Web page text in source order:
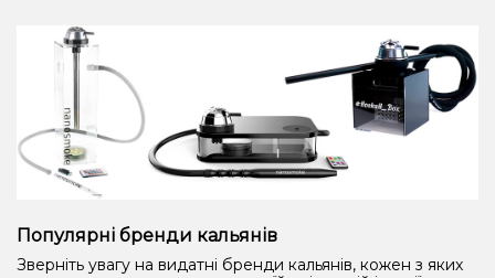
Популярні бренди кальянів
Зверніть увагу на видатні бренди кальянів, кожен з яких